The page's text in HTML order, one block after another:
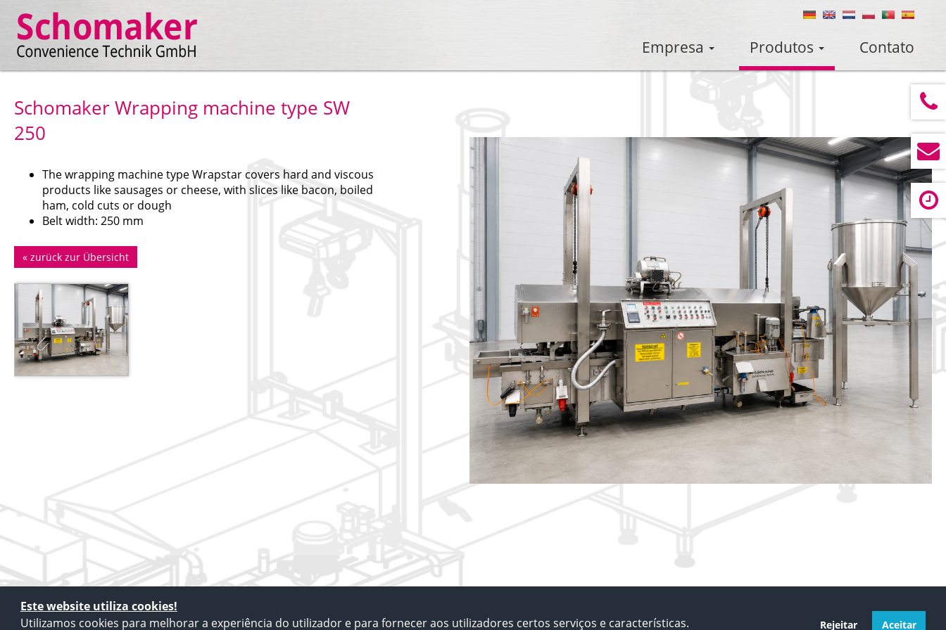
Este website utiliza cookies!
Utilizamos cookies para melhorar a experiência do utilizador e para fornecer aos utilizadores certos serviços e características.
Rejeitar Aceitar
Empresa Produtos Contato
Schomaker Wrapping machine type SW
250
The wrapping machine type Wrapstar covers hard and viscous
products like sausages or cheese, with slices like bacon, boiled
ham, cold cuts or dough
Belt width: 250 mm
« zurück zur Übersicht